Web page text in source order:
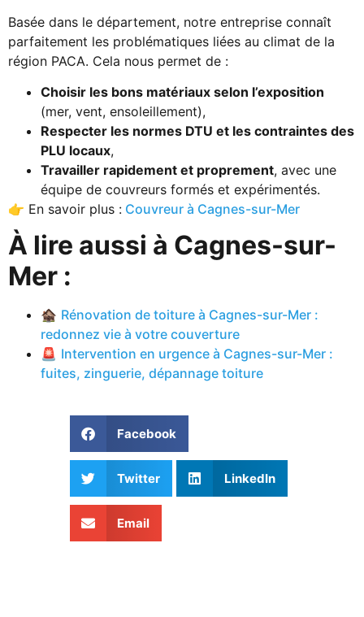
Basée dans le département, notre entreprise connaît
parfaitement les problématiques liées au climat de la
région PACA. Cela nous permet de :
Choisir les bons matériaux selon l’exposition
(mer, vent, ensoleillement),
Respecter les normes DTU et les contraintes des
PLU locaux,
Travailler rapidement et proprement, avec une
équipe de couvreurs formés et expérimentés.
👉 En savoir plus : Couvreur à Cagnes-sur-Mer
À lire aussi à Cagnes-sur-
Mer :
🏚️ Rénovation de toiture à Cagnes-sur-Mer :
redonnez vie à votre couverture
🚨 Intervention en urgence à Cagnes-sur-Mer :
fuites, zinguerie, dépannage toiture
Facebook
Twitter LinkedIn
Email